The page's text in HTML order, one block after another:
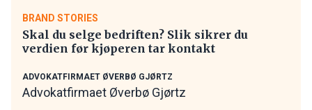
BRAND STORIES
Skal du selge bedriften? Slik sikrer du
verdien før kjøperen tar kontakt
ADVOKATFIRMAET ØVERBØ GJØRTZ
Advokatfirmaet Øverbø Gjørtz